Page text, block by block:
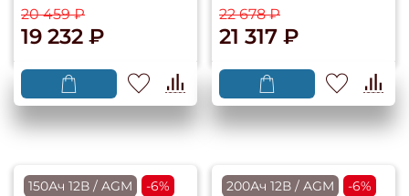
20 459 ₽
19 232 ₽
22 678 ₽
21 317 ₽
150Ач 12В / AGM -6% 200Ач 12В / AGM -6%